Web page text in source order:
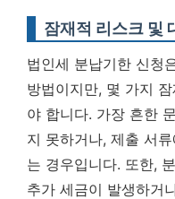
잠재적 리스크 및
법인세 분납기한 신청
방법이지만, 몇 가지
야 합니다. 가장 흔한
지 못하거나, 제출 서
는 경우입니다. 또한,
추가 세금이 발생하거